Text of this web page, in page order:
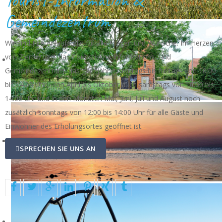
Gemeindezentrum
Wir sind Ihre Anlaufstelle für alle Fragen und Wünsche. Im Herzen
von Zierow liegt das Touristische Informations- und
Gemeindezentrum, das ganzjährig montags bis freitags von 10:00
bis 14.00 Uhr, von April bis Oktober auch samstags von 10:00 bis
14:00 Uhr und in den Monaten Mai, Juni, Juli und August noch
zusätzlich sonntags von 12:00 bis 14:00 Uhr für alle Gäste und
Einwohner des Erholungsortes geöffnet ist.
SPRECHEN SIE UNS AN